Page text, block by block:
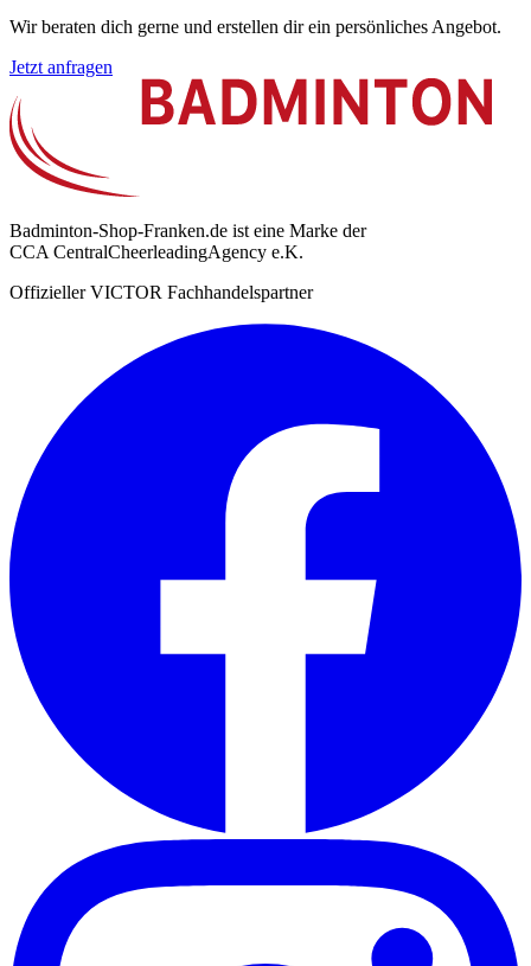
Wir beraten dich gerne und erstellen dir ein persönliches Angebot.
Jetzt anfragen
Badminton-Shop-Franken.de ist eine Marke der
CCA CentralCheerleadingAgency e.K.
Offizieller VICTOR Fachhandelspartner